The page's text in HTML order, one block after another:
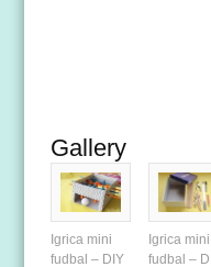
Gallery
Igrica mini
fudbal – DIY
Igrica mini
fudbal –